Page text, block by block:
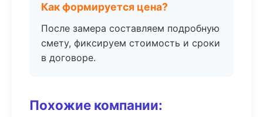
Как формируется цена?
После замера составляем подробную
смету, фиксируем стоимость и сроки
в договоре.
Похожие компании: